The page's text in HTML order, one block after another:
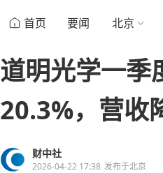
首页 要闻 北京
道明光学一季
20.3%，营收
财中社
2026-04-22 17:38 发布于北京